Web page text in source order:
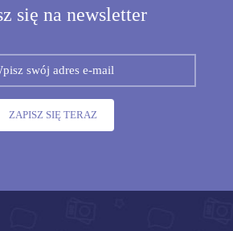
się na newsletter
ZAPISZ SIĘ TERAZ